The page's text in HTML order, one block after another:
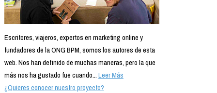
Escritores, viajeros, expertos en marketing online y
fundadores de la ONG BPM, somos los autores de esta
web. Nos han definido de muchas maneras, pero la que
más nos ha gustado fue cuando...Leer Más
¿Quieres conocer nuestro proyecto?